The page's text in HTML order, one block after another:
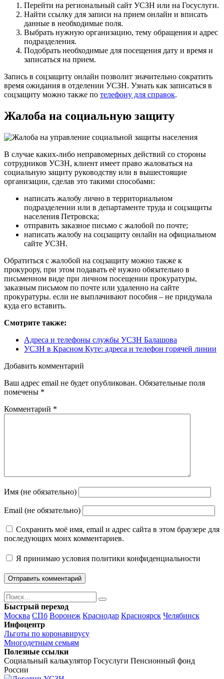
Перейти на региональный сайт УСЗН или на Госуслуги.
Найти ссылку для записи на прием онлайн и вписать
данные в необходимые поля.
Выбрать нужную организацию, тему обращения и адрес
подразделения.
Подобрать необходимые для посещения дату и время и
записаться на прием.
Запись в соцзащиту онлайн позволит значительно сократить
время ожидания в отделении УСЗН. Узнать как записаться в
соцзащиту можно также по телефону для справок.
Жалоба на социальную защиту
В случае каких-либо неправомерных действий со стороны
сотрудников УСЗН, клиент имеет право жаловаться на
социальную защиту руководству или в вышестоящие
организации, сделав это такими способами:
написать жалобу лично в территориальном
подразделении или в департаменте труда и соцзащиты
населения Петровска;
отправить заказное письмо с жалобой по почте;
написать жалобу на соцзащиту онлайн на официальном
сайте УСЗН.
Обратиться с жалобой на соцзащиту можно также к
прокурору, при этом подавать её нужно обязательно в
письменном виде при личном посещении прокуратуры,
заказным письмом по почте или удаленно на сайте
прокуратуры. если не выплачивают пособия – не придумала
куда его вставить.
Смотрите также:
Адреса и телефоны службы УСЗН Балашова
УСЗН в Красном Куте: адреса и телефон горячей линии
Добавить комментарий
Ваш адрес email не будет опубликован. Обязательные поля
помечены *
Комментарий *
Имя (не обязательно)
Email (не обязательно)
Сохранить моё имя, email и адрес сайта в этом браузере для
последующих моих комментариев.
Я принимаю условия политики конфиденциальности
Поиск
Найти
Быстрый переход
Москва СПб Воронеж Краснодар Красноярск Челябинск
Инфоцентр
Льготы по коронавирусу
Многодетным семьям
Полезные ссылки
Социальный калькулятор Госуслуги Пенсионный фонд
России